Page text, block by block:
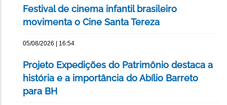
Festival de cinema infantil brasileiro
movimenta o Cine Santa Tereza
05/08/2026 | 16:54
Projeto Expedições do Patrimônio destaca a
história e a importância do Abílio Barreto
para BH